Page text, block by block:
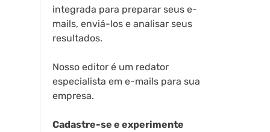
integrada para preparar seus e-
mails, enviá-los e analisar seus
resultados.
Nosso editor é um redator
especialista em e-mails para sua
empresa.
Cadastre-se e experimente